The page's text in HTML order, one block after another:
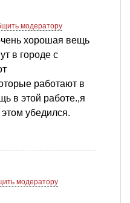
модератору
хорошая вещь
в городе с
работают в
в этой работе.,я
убедился.
модератору